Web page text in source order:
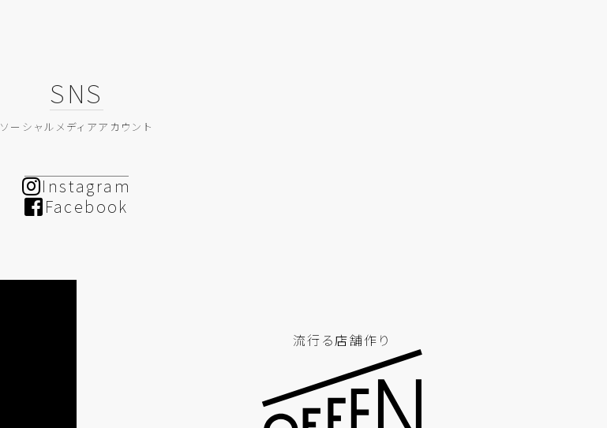
SNS
ソーシャルメディアアカウント
Instagram
Facebook
流行る店舗作り